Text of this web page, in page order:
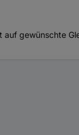
gewünschte